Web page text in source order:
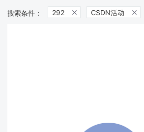
292  CSDN活动 